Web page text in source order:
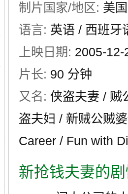
制片国家/地区: 美国
语言: 英语 / 西班牙
上映日期: 2005-12-
片长: 90 分钟
又名: 侠盗夫妻 / 贼
盗夫妇 / 新贼公贼
Career / Fun with
新抢钱夫妻的